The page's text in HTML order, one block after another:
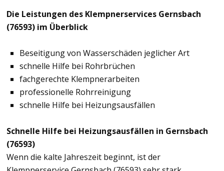
Die Leistungen des Klempnerservices Gernsbach
(76593) im Überblick
Beseitigung von Wasserschäden jeglicher Art
schnelle Hilfe bei Rohrbrüchen
fachgerechte Klempnerarbeiten
professionelle Rohrreinigung
schnelle Hilfe bei Heizungsausfällen
Schnelle Hilfe bei Heizungsausfällen in Gernsbach
(76593)
Wenn die kalte Jahreszeit beginnt, ist der